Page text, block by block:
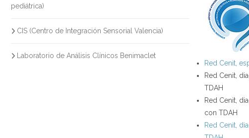
pediátrica)
CIS (Centro de Integración Sensorial Valencia)
Laboratorio de Análisis Clínicos Benimaclet
Red Cenit,
Red Cenit,
TDAH
Red Cenit,
con TDAH
Red Cenit,